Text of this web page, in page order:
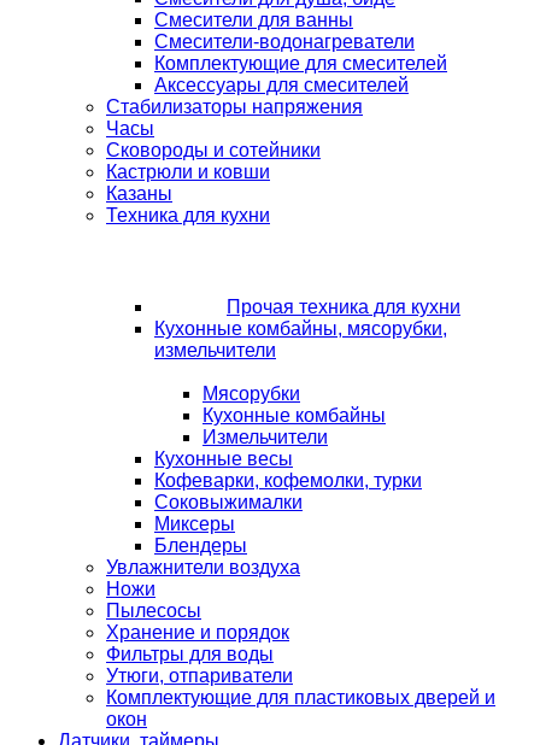
Смесители для ванны
Смесители-водонагреватели
Комплектующие для смесителей
Аксессуары для смесителей
Стабилизаторы напряжения
Часы
Сковороды и сотейники
Кастрюли и ковши
Казаны
Техника для кухни
Прочая техника для кухни
Кухонные комбайны, мясорубки,
измельчители
Мясорубки
Кухонные комбайны
Измельчители
Кухонные весы
Кофеварки, кофемолки, турки
Соковыжималки
Миксеры
Блендеры
Увлажнители воздуха
Ножи
Пылесосы
Хранение и порядок
Фильтры для воды
Утюги, отпариватели
Комплектующие для пластиковых дверей и
окон
Датчики, таймеры